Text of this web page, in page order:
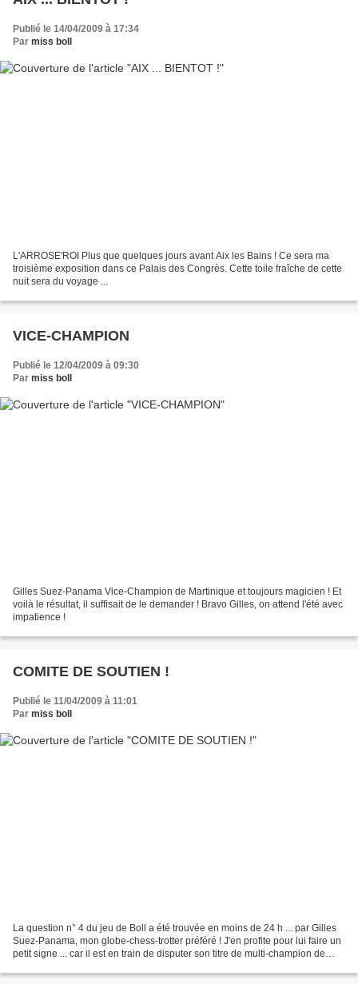
Publié le 14/04/2009 à 17:34
Par miss boll
L'ARROSE'ROI Plus que quelques jours avant Aix les Bains ! Ce sera ma
troisième exposition dans ce Palais des Congrès. Cette toile fraîche de cette
nuit sera du voyage ...
VICE-CHAMPION
Publié le 12/04/2009 à 09:30
Par miss boll
Gilles Suez-Panama Vice-Champion de Martinique et toujours magicien ! Et
voilà le résultat, il suffisait de le demander ! Bravo Gilles, on attend l'été avec
impatience !
COMITE DE SOUTIEN !
Publié le 11/04/2009 à 11:01
Par miss boll
La question n° 4 du jeu de Boll a été trouvée en moins de 24 h ... par Gilles
Suez-Panama, mon globe-chess-trotter préféré ! J'en profite pour lui faire un
petit signe ... car il est en train de disputer son titre de multi-champion de